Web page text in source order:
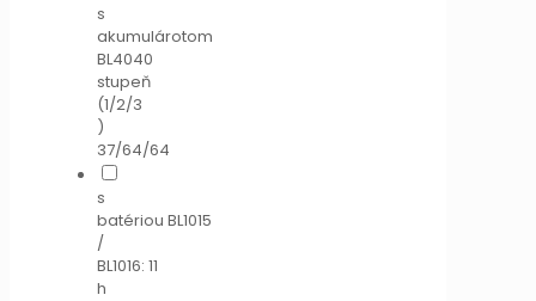
s
akumulárotom
BL4040
stupeň
(1/2/3
)
37/64/64
s
batériou BL1015
/
BL1016: 11
h